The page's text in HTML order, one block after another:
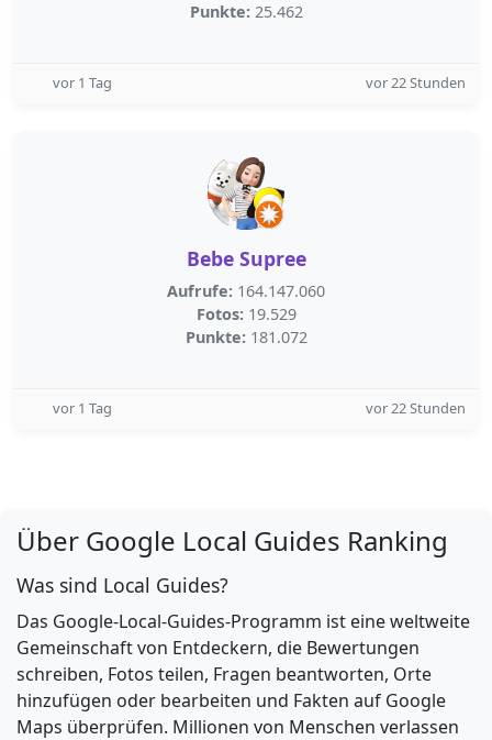
Punkte: 25.462
vor 1 Tag vor 22 Stunden
Bebe Supree
Aufrufe: 164.147.060
Fotos: 19.529
Punkte: 181.072
vor 1 Tag vor 22 Stunden
Über Google Local Guides Ranking
Was sind Local Guides?
Das Google-Local-Guides-Programm ist eine weltweite
Gemeinschaft von Entdeckern, die Bewertungen
schreiben, Fotos teilen, Fragen beantworten, Orte
hinzufügen oder bearbeiten und Fakten auf Google
Maps überprüfen. Millionen von Menschen verlassen